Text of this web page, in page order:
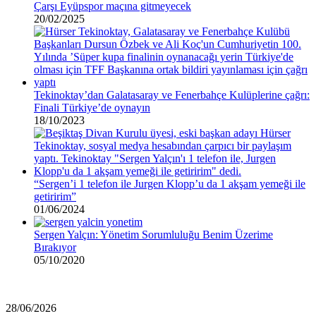
Çarşı Eyüpspor maçına gitmeyecek
20/02/2025
Tekinoktay’dan Galatasaray ve Fenerbahçe Kulüplerine çağrı:
Finali Türkiye’de oynayın
18/10/2023
“Sergen’i 1 telefon ile Jurgen Klopp’u da 1 akşam yemeği ile
getiririm”
01/06/2024
Sergen Yalçın: Yönetim Sorumluluğu Benim Üzerime
Bırakıyor
05/10/2020
Rıza
28/06/2026